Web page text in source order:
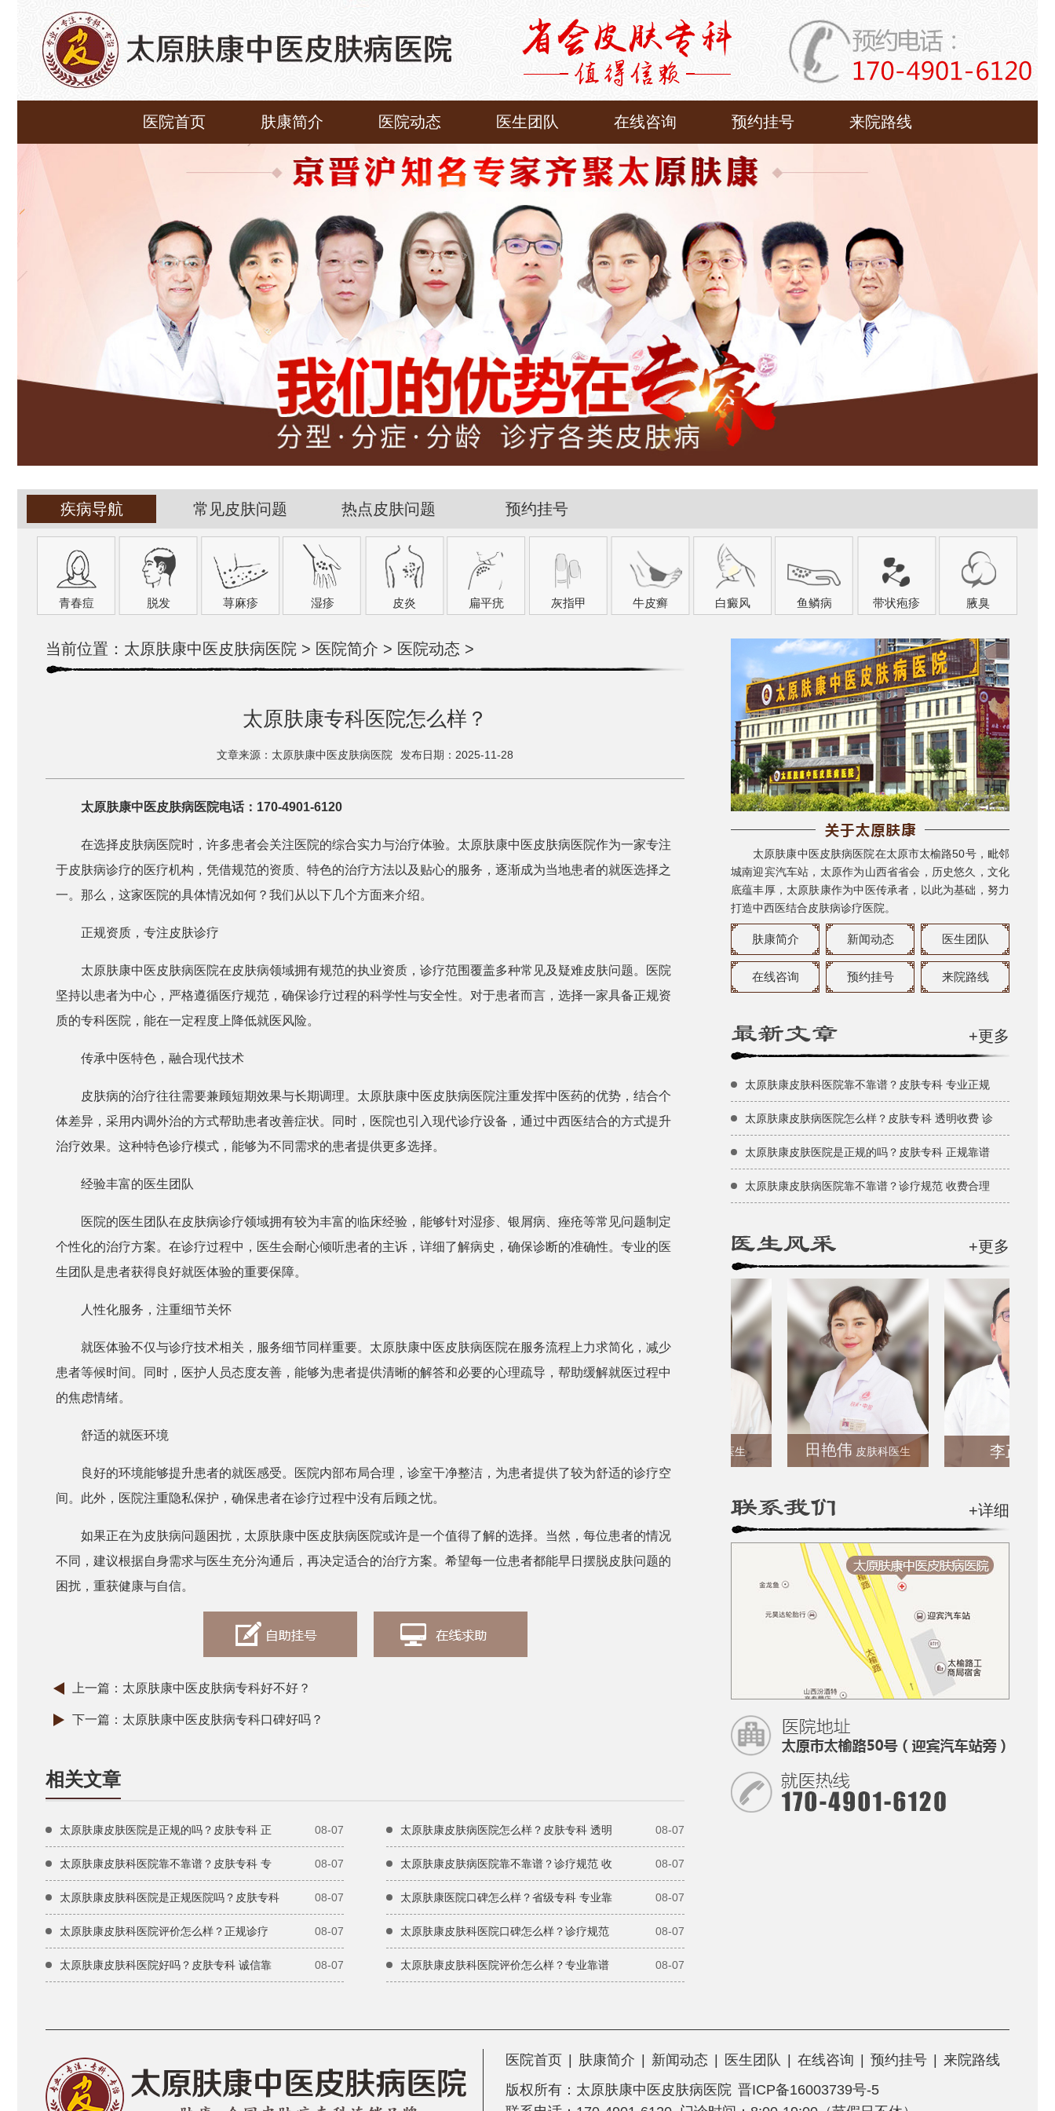
医院首页 肤康简介 医院动态 医生团队 在线咨询 预约挂号 来院路线
疾病导航 常见皮肤问题 热点皮肤问题 预约挂号
青春痘 脱发 荨麻疹 湿疹 皮炎 扁平疣 灰指甲 牛皮癣 白癜风 鱼鳞病 带状疱疹 腋臭
当前位置： 太原肤康中医皮肤病医院 > 医院简介 > 医院动态 >
太原肤康专科医院怎么样？
文章来源：太原肤康中医皮肤病医院 发布日期：2025-11-28
太原肤康中医皮肤病医院电话：170-4901-6120
在选择皮肤病医院时，许多患者会关注医院的综合实力与治疗体验。太原肤康中医皮肤病医院作为一家专注
于皮肤病诊疗的医疗机构，凭借规范的资质、特色的治疗方法以及贴心的服务，逐渐成为当地患者的就医选择之
一。那么，这家医院的具体情况如何？我们从以下几个方面来介绍。
正规资质，专注皮肤诊疗
太原肤康中医皮肤病医院在皮肤病领域拥有规范的执业资质，诊疗范围覆盖多种常见及疑难皮肤问题。医院
坚持以患者为中心，严格遵循医疗规范，确保诊疗过程的科学性与安全性。对于患者而言，选择一家具备正规资
质的专科医院，能在一定程度上降低就医风险。
传承中医特色，融合现代技术
皮肤病的治疗往往需要兼顾短期效果与长期调理。太原肤康中医皮肤病医院注重发挥中医药的优势，结合个
体差异，采用内调外治的方式帮助患者改善症状。同时，医院也引入现代诊疗设备，通过中西医结合的方式提升
治疗效果。这种特色诊疗模式，能够为不同需求的患者提供更多选择。
经验丰富的医生团队
医院的医生团队在皮肤病诊疗领域拥有较为丰富的临床经验，能够针对湿疹、银屑病、痤疮等常见问题制定
个性化的治疗方案。在诊疗过程中，医生会耐心倾听患者的主诉，详细了解病史，确保诊断的准确性。专业的医
生团队是患者获得良好就医体验的重要保障。
人性化服务，注重细节关怀
就医体验不仅与诊疗技术相关，服务细节同样重要。太原肤康中医皮肤病医院在服务流程上力求简化，减少
患者等候时间。同时，医护人员态度友善，能够为患者提供清晰的解答和必要的心理疏导，帮助缓解就医过程中
的焦虑情绪。
舒适的就医环境
良好的环境能够提升患者的就医感受。医院内部布局合理，诊室干净整洁，为患者提供了较为舒适的诊疗空
间。此外，医院注重隐私保护，确保患者在诊疗过程中没有后顾之忧。
如果正在为皮肤病问题困扰，太原肤康中医皮肤病医院或许是一个值得了解的选择。当然，每位患者的情况
不同，建议根据自身需求与医生充分沟通后，再决定适合的治疗方案。希望每一位患者都能早日摆脱皮肤问题的
困扰，重获健康与自信。
上一篇： 太原肤康中医皮肤病专科好不好？
下一篇： 太原肤康中医皮肤病专科口碑好吗？
相关文章
太原肤康皮肤医院是正规的吗？皮肤专科 正 08-07 太原肤康皮肤病医院怎么样？皮肤专科 透明 08-07
太原肤康皮肤科医院靠不靠谱？皮肤专科 专 08-07 太原肤康皮肤病医院靠不靠谱？诊疗规范 收 08-07
太原肤康皮肤科医院是正规医院吗？皮肤专科 08-07 太原肤康医院口碑怎么样？省级专科 专业靠 08-07
太原肤康皮肤科医院评价怎么样？正规诊疗 08-07 太原肤康皮肤科医院口碑怎么样？诊疗规范 08-07
太原肤康皮肤科医院好吗？皮肤专科 诚信靠 08-07 太原肤康皮肤科医院评价怎么样？专业靠谱 08-07
太原肤康中医皮肤病医院在太原市太榆路50号，毗邻
城南迎宾汽车站，太原作为山西省省会，历史悠久，文化
底蕴丰厚，太原肤康作为中医传承者，以此为基础，努力
打造中西医结合皮肤病诊疗医院。
肤康简介 新闻动态 医生团队
在线咨询 预约挂号 来院路线
+更多
太原肤康皮肤科医院靠不靠谱？皮肤专科 专业正规
太原肤康皮肤病医院怎么样？皮肤专科 透明收费 诊
太原肤康皮肤医院是正规的吗？皮肤专科 正规靠谱
太原肤康皮肤病医院靠不靠谱？诊疗规范 收费合理
+更多
田艳伟 皮肤科医生 李正彬
+详细
医院首页 | 肤康简介 | 新闻动态 | 医生团队 | 在线咨询 | 预约挂号 | 来院路线
版权所有： 太原肤康中医皮肤病医院 晋ICP备16003739号-5